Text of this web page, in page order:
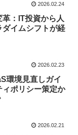
2026.02.24
：IT投資から人
イムシフトが経
2026.02.23
環境見直しガイ
ィポリシー策定か
2026.02.21